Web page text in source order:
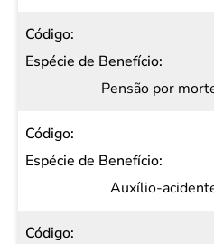
Pensão por
Auxílio-